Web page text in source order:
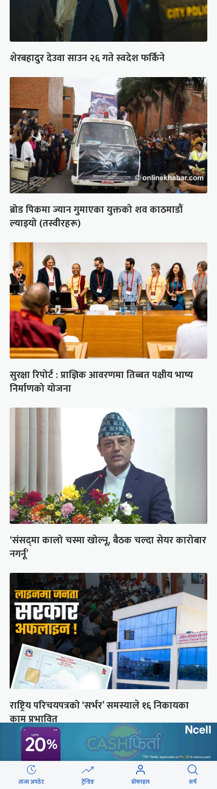
शेरबहादुर देउवा साउन २६ गते स्वदेश फर्किने
ब्रोड पिकमा ज्यान गुमाएका युक्तको शव काठमाडौं
ल्याइयो (तस्वीरहरू)
सुरक्षा रिपोर्ट : प्राज्ञिक आवरणमा तिब्बत पक्षीय भाष्य
निर्माणको योजना
‘संसद्‍मा कालो चस्मा खोल्नू, बैठक चल्दा सेयर कारोबार
नगर्नू’
राष्ट्रिय परिचयपत्रको ‘सर्भर’ समस्याले १६ निकायका
काम प्रभावित
छुटाउनुभयो कि ?
संसद्लाई टेर्दैनन् प्रधानमन्त्री, लाचार
ताजा अपडेट ट्रेन्डिङ प्रोफाइल सर्च